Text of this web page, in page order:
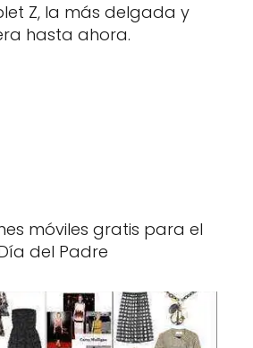
Z, la más delgada y
hasta ahora.
móviles gratis para el
del Padre